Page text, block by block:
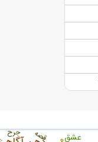
عشق قصه جرح